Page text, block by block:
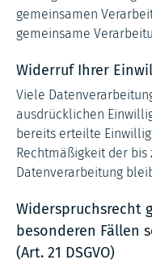
gemeinsamen
gemeinsame
Widerruf Ihrer
Viele
ausdrücklichen
bereits erteilte
Rechtmäßigkeit der
Datenverarbeitung
Widerspruchsrecht
besonderen Fällen
(Art. 21 DSGVO)